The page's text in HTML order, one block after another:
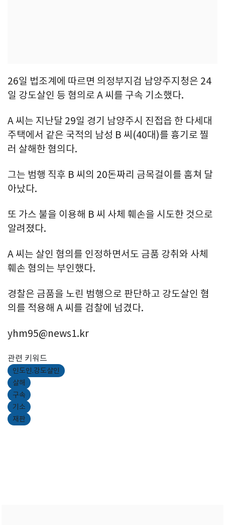
26일 법조계에 따르면 의정부지검 남양주지청은 24
일 강도살인 등 혐의로 A 씨를 구속 기소했다.
A 씨는 지난달 29일 경기 남양주시 진접읍 한 다세대
주택에서 같은 국적의 남성 B 씨(40대)를 흉기로 찔
러 살해한 혐의다.
그는 범행 직후 B 씨의 20돈짜리 금목걸이를 훔쳐 달
아났다.
또 가스 불을 이용해 B 씨 사체 훼손을 시도한 것으로
알려졌다.
A 씨는 살인 혐의를 인정하면서도 금품 강취와 사체
훼손 혐의는 부인했다.
경찰은 금품을 노린 범행으로 판단하고 강도살인 혐
의를 적용해 A 씨를 검찰에 넘겼다.
yhm95@news1.kr
관련 키워드
인도인.강도살인
살해
구속
기소
재판